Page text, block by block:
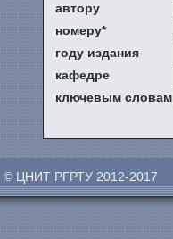
автору
номеру*
году издания
кафедре
ключевым словам
© ЦНИТ РГРТУ 2012-2017